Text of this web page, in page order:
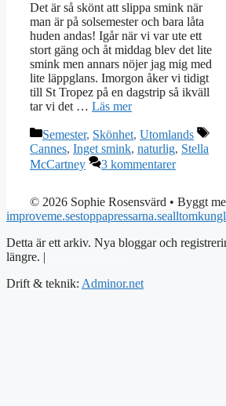
Det är så skönt att slippa smink när
man är på solsemester och bara låta
huden andas! Igår när vi var ute ett
stort gäng och åt middag blev det lite
smink men annars nöjer jag mig med
lite läppglans. Imorgon åker vi tidigt
till St Tropez på en dagstrip så ikväll
tar vi det … Läs mer
Kategorier
Semester, Skönhet, Utomlands
Cannes, Inget smink, naturlig, Stella
McCartney
3 kommentarer
© 2026 Sophie Rosensvärd • Byggt
improveme.sestoppapressarna.se
Detta är ett arkiv. Nya bloggar och
längre. |
Drift & teknik: Adminor.net